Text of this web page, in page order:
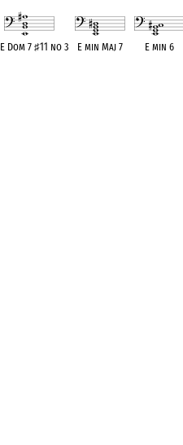
E Dom 7♯11 no 3 E min Maj 7 E min 6